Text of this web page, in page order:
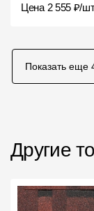
Цена 2 555 ₽/
Показать еще
Другие